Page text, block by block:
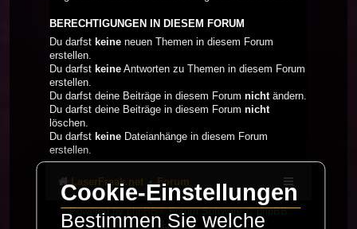
BERECHTIGUNGEN IN DIESEM FORUM
Du darfst keine neuen Themen in diesem Forum
erstellen.
Du darfst keine Antworten zu Themen in diesem Forum
erstellen.
Du darfst deine Beiträge in diesem Forum nichtändern.
Du darfst deine Beiträge in diesem Forum nicht
löschen.
Du darfst keine Dateianhänge in diesem Forum
erstellen.
LaserFreak.net Forum
Powered byphpBB® Forum Software © phpBB
Limited
Cookie-Einstellungen
Bestimmen Sie welche